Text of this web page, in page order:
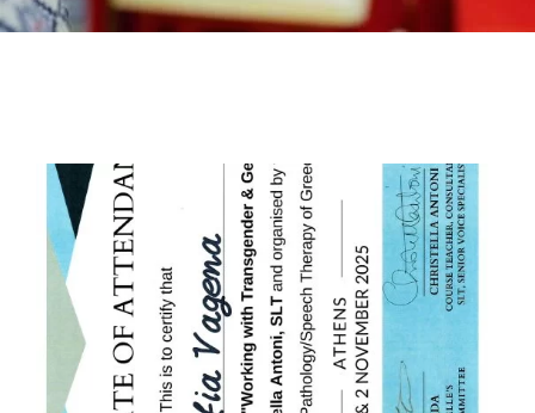
-- Θεραπευτικά Υλικά & Μέθοδοι
-- Διασφάλιση Ποιότητας – Υγιεινή Χώρων
-- Ατομικά Προγράμματα
-- Κατ’οίκον Προγράμματα
-- Ομαδικά Προγράμματα